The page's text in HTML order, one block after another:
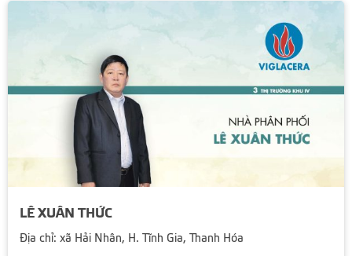
LÊ XUÂN THỨC
Địa chỉ: xã Hải Nhân, H. Tĩnh Gia, Thanh Hóa